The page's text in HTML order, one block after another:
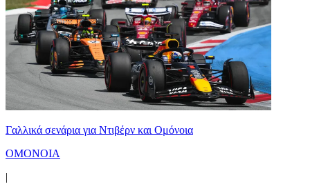
Γαλλικά σενάρια για Ντιβέρν και Ομόνοια
ΟΜΟΝΟΙΑ
|